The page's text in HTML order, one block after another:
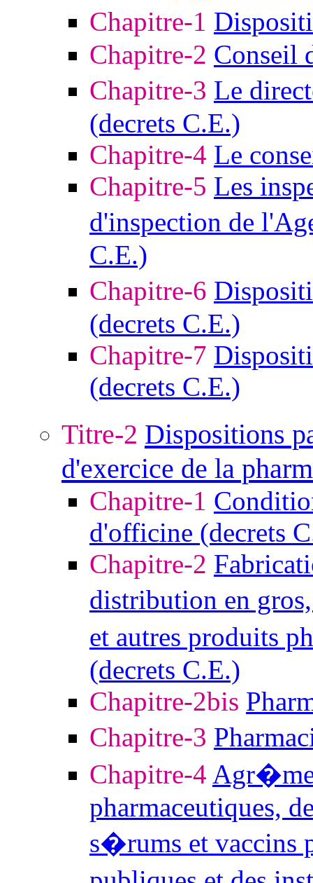
Chapitre-1
Chapitre-2 Conseil
Chapitre-3 Le
(decrets C.E.)
Chapitre-4 Le
Chapitre-5 Les
d'inspection de
C.E.)
Chapitre-6
(decrets C.E.)
Chapitre-7
(decrets C.E.)
Titre-2 Dispositions
d'exercice de la
Chapitre-1
d'officine (decrets
Chapitre-2
distribution en
et autres produits
(decrets C.E.)
Chapitre-2bis
Chapitre-3
Chapitre-4
pharmaceutiques,
s�rums et vaccins